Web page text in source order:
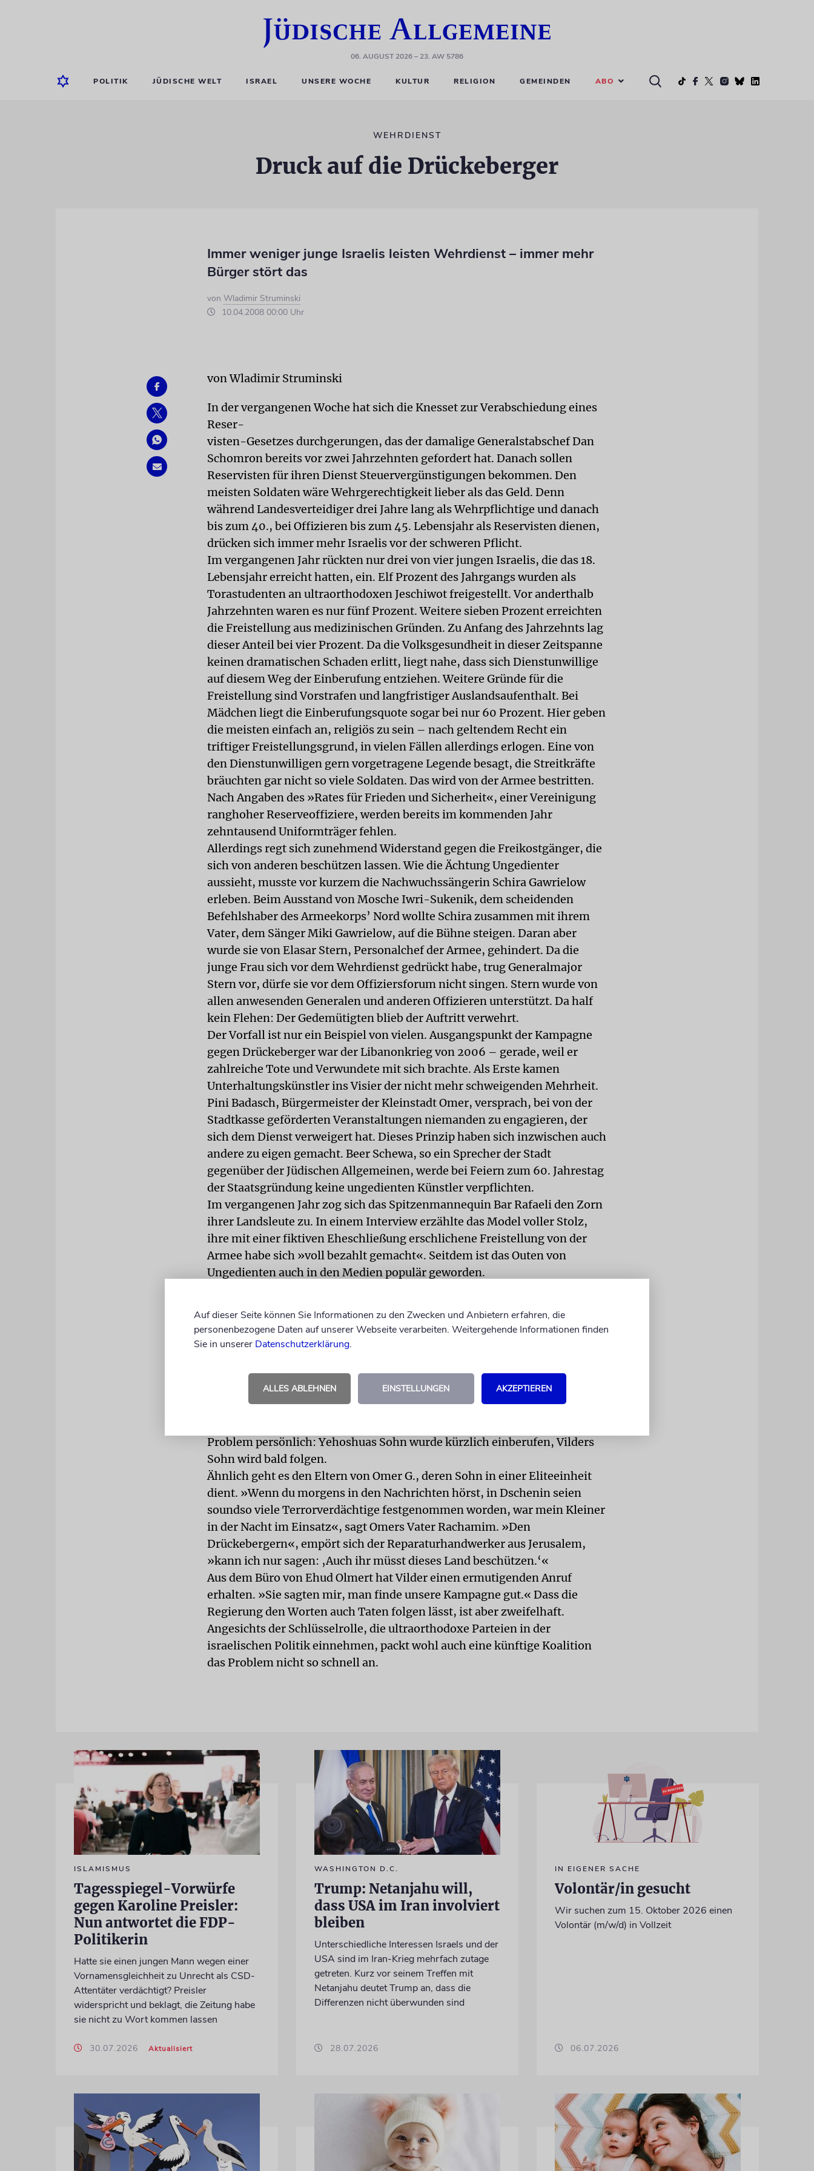
06. AUGUST 2026– 23. AW 5786
POLITIK JÜDISCHE WELT ISRAEL UNSERE WOCHE KULTUR RELIGION GEMEINDEN ABO
WEHRDIENST
Druck auf die Drückeberger
Immer weniger junge Israelis leisten Wehrdienst – immer mehr
Bürger stört das
von Wladimir Struminski
10.04.2008 00:00 Uhr
von Wladimir Struminski
In der vergangenen Woche hat sich die Knesset zur Verabschiedung eines
Reser-
visten-Gesetzes durchgerungen, das der damalige Generalstabschef Dan
Schomron bereits vor zwei Jahrzehnten gefordert hat. Danach sollen
Reservisten für ihren Dienst Steuervergünstigungen bekommen. Den
meisten Soldaten wäre Wehrgerechtigkeit lieber als das Geld. Denn
während Landesverteidiger drei Jahre lang als Wehrpflichtige und danach
bis zum 40., bei Offizieren bis zum 45. Lebensjahr als Reservisten dienen,
drücken sich immer mehr Israelis vor der schweren Pflicht.
Im vergangenen Jahr rückten nur drei von vier jungen Israelis, die das 18.
Lebensjahr erreicht hatten, ein. Elf Prozent des Jahrgangs wurden als
Torastudenten an ultraorthodoxen Jeschiwot freigestellt. Vor anderthalb
Jahrzehnten waren es nur fünf Prozent. Weitere sieben Prozent erreichten
die Freistellung aus medizinischen Gründen. Zu Anfang des Jahrzehnts lag
dieser Anteil bei vier Prozent. Da die Volksgesundheit in dieser Zeitspanne
keinen dramatischen Schaden erlitt, liegt nahe, dass sich Dienstunwillige
auf diesem Weg der Einberufung entziehen. Weitere Gründe für die
Freistellung sind Vorstrafen und langfristiger Auslandsaufenthalt. Bei
Mädchen liegt die Einberufungsquote sogar bei nur 60 Prozent. Hier geben
die meisten einfach an, religiös zu sein – nach geltendem Recht ein
triftiger Freistellungsgrund, in vielen Fällen allerdings erlogen. Eine von
den Dienstunwilligen gern vorgetragene Legende besagt, die Streitkräfte
bräuchten gar nicht so viele Soldaten. Das wird von der Armee bestritten.
Nach Angaben des »Rates für Frieden und Sicherheit«, einer Vereinigung
ranghoher Reserveoffiziere, werden bereits im kommenden Jahr
zehntausend Uniformträger fehlen.
Allerdings regt sich zunehmend Widerstand gegen die Freikostgänger, die
sich von anderen beschützen lassen. Wie die Ächtung Ungedienter
aussieht, musste vor kurzem die Nachwuchssängerin Schira Gawrielow
erleben. Beim Ausstand von Mosche Iwri-Sukenik, dem scheidenden
Befehlshaber des Armeekorps’ Nord wollte Schira zusammen mit ihrem
Vater, dem Sänger Miki Gawrielow, auf die Bühne steigen. Daran aber
wurde sie von Elasar Stern, Personalchef der Armee, gehindert. Da die
junge Frau sich vor dem Wehrdienst gedrückt habe, trug Generalmajor
Stern vor, dürfe sie vor dem Offiziersforum nicht singen. Stern wurde von
allen anwesenden Generalen und anderen Offizieren unterstützt. Da half
kein Flehen: Der Gedemütigten blieb der Auftritt verwehrt.
Der Vorfall ist nur ein Beispiel von vielen. Ausgangspunkt der Kampagne
gegen Drückeberger war der Libanonkrieg von 2006 – gerade, weil er
zahlreiche Tote und Verwundete mit sich brachte. Als Erste kamen
Unterhaltungskünstler ins Visier der nicht mehr schweigenden Mehrheit.
Pini Badasch, Bürgermeister der Kleinstadt Omer, versprach, bei von der
Stadtkasse geförderten Veranstaltungen niemanden zu engagieren, der
sich dem Dienst verweigert hat. Dieses Prinzip haben sich inzwischen auch
andere zu eigen gemacht. Beer Schewa, so ein Sprecher der Stadt
gegenüber der Jüdischen Allgemeinen, werde bei Feiern zum 60. Jahrestag
der Staatsgründung keine ungedienten Künstler verpflichten.
Im vergangenen Jahr zog sich das Spitzenmannequin Bar Rafaeli den Zorn
ihrer Landsleute zu. In einem Interview erzählte das Model voller Stolz,
ihre mit einer fiktiven Eheschließung erschlichene Freistellung von der
Armee habe sich »voll bezahlt gemacht«. Seitdem ist das Outen von
Ungedienten auch in den Medien populär geworden.
Israeli drückt sich nicht.« Mit Werbespots, Anzeigen, Straßenwerbung und
Autoaufklebern wurden die Ungedienten angegriffen. Den
wissen, dass ein ganzer Staat euch salutiert.« Die Kampagne, berichtet Zvi
Vilder, Chef der PR-Firma VPR, fand großen Widerhall. »Uns ging es
darum«, so Vilder, der sich Yehoshua als Mitinitiator angeschlossen hat,
Problem persönlich: Yehoshuas Sohn wurde kürzlich einberufen, Vilders
Sohn wird bald folgen.
Ähnlich geht es den Eltern von Omer G., deren Sohn in einer Eliteeinheit
dient. »Wenn du morgens in den Nachrichten hörst, in Dschenin seien
soundso viele Terrorverdächtige festgenommen worden, war mein Kleiner
in der Nacht im Einsatz«, sagt Omers Vater Rachamim. »Den
Drückebergern«, empört sich der Reparaturhandwerker aus Jerusalem,
»kann ich nur sagen: ‚Auch ihr müsst dieses Land beschützen.‘«
Aus dem Büro von Ehud Olmert hat Vilder einen ermutigenden Anruf
erhalten. »Sie sagten mir, man finde unsere Kampagne gut.« Dass die
Regierung den Worten auch Taten folgen lässt, ist aber zweifelhaft.
Angesichts der Schlüsselrolle, die ultraorthodoxe Parteien in der
israelischen Politik einnehmen, packt wohl auch eine künftige Koalition
das Problem nicht so schnell an.
ISLAMISMUS
Tagesspiegel-Vorwürfe
gegen Karoline Preisler:
Nun antwortet die FDP-
Politikerin
Hatte sie einen jungen Mann wegen einer
Vornamensgleichheit zu Unrecht als CSD-
Attentäter verdächtigt? Preisler
widerspricht und beklagt, die Zeitung habe
sie nicht zu Wort kommen lassen
30.07.2026 Aktualisiert
WASHINGTON D.C.
Trump: Netanjahu will,
dass USA im Iran involviert
bleiben
Unterschiedliche Interessen Israels und der
USA sind im Iran-Krieg mehrfach zutage
getreten. Kurz vor seinem Treffen mit
Netanjahu deutet Trump an, dass die
Differenzen nicht überwunden sind
28.07.2026
IN EIGENER SACHE
Volontär/in gesucht
Wir suchen zum 15. Oktober 2026 einen
Volontär (m/w/d) in Vollzeit
06.07.2026
Auf dieser Seite können Sie Informationen zu den Zwecken und Anbietern erfahren, die
personenbezogene Daten auf unserer Webseite verarbeiten. Weitergehende Informationen finden
Sie in unserer Datenschutzerklärung.
ALLES ABLEHNEN EINSTELLUNGEN AKZEPTIEREN